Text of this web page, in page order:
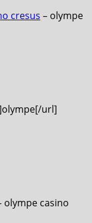
cresus – olympe
url]
olympe casino